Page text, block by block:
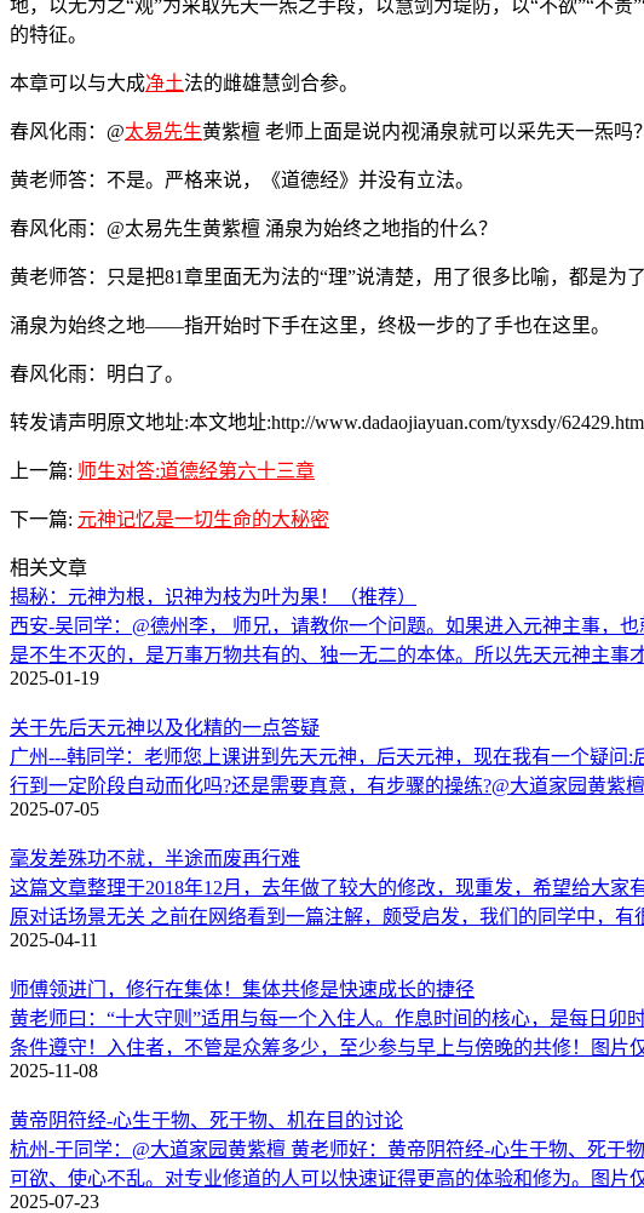
地，以无为之“观”为采取先天一炁之手段，以慧剑为堤防，以“不欲”“不
的特征。
本章可以与大成净土法的雌雄慧剑合参。
春风化雨：@太易先生黄紫檀 老师上面是说内视涌泉就可以采先天一炁吗？
黄老师答：不是。严格来说，《道德经》并没有立法。
春风化雨：@太易先生黄紫檀 涌泉为始终之地指的什么？
黄老师答：只是把81章里面无为法的“理”说清楚，用了很多比喻，都是为了
涌泉为始终之地――指开始时下手在这里，终极一步的了手也在这里。
春风化雨：明白了。
转发请声明原文地址:本文地址:http://www.dadaojiayuan.com/tyxsdy/
上一篇: 师生对答:道德经第六十三章
下一篇: 元神记忆是一切生命的大秘密
相关文章
揭秘：元神为根，识神为枝为叶为果！（推荐）
西安-吴同学：@德州李， 师兄，请教你一个问题。如果进入元神主事，
是不生不灭的，是万事万物共有的、独一无二的本体。所以先天元神主
2025-01-19
关于先后天元神以及化精的一点答疑
广州---韩同学：老师您上课讲到先天元神，后天元神，现在我有一个疑问
行到一定阶段自动而化吗?还是需要真意，有步骤的操练?@大道家园黄
2025-07-05
毫发差殊功不就，半途而废再行难
这篇文章整理于2018年12月，去年做了较大的修改，现重发，希望给大
原对话场景无关 之前在网络看到一篇注解，颇受启发，我们的同学中，
2025-04-11
师傅领进门，修行在集体！集体共修是快速成长的捷径
黄老师曰：“十大守则”适用与每一个入住人。作息时间的核心，是每日
条件遵守！入住者，不管是众筹多少，至少参与早上与傍晚的共修！图
2025-11-08
黄帝阴符经-心生于物、死于物、机在目的讨论
杭州-于同学：@大道家园黄紫檀 黄老师好：黄帝阴符经-心生于物、死
可欲、使心不乱。对专业修道的人可以快速证得更高的体验和修为。图
2025-07-23